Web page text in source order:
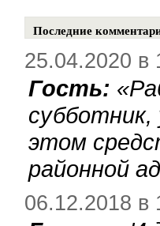
Последние
25.04.2020 в
Гость: «
субботник,
этом
районной
06.12.2018 в